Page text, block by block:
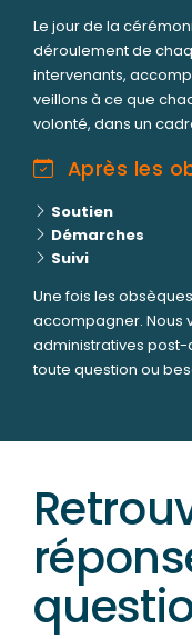
Le jour de la
déroulement de
intervenants,
veillons à ce que
volonté, dans un
Après les
Soutien
Démarches
Suivi
Une fois les
accompagner. Nous
administratives
toute question ou